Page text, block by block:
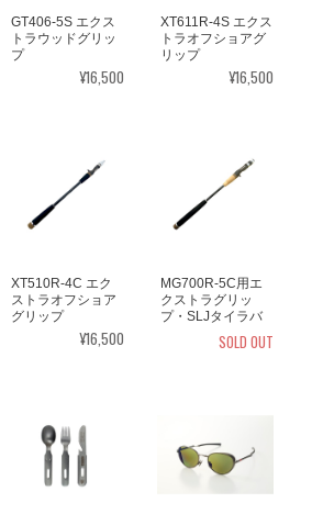
GT406-5S エクス
トラウッドグリッ
プ
¥16,500
XT611R-4S エクス
トラオフショアグ
リップ
¥16,500
XT510R-4C エク
ストラオフショア
グリップ
¥16,500
MG700R-5C用エ
クストラグリッ
プ・SLJタイラバ
SOLD OUT